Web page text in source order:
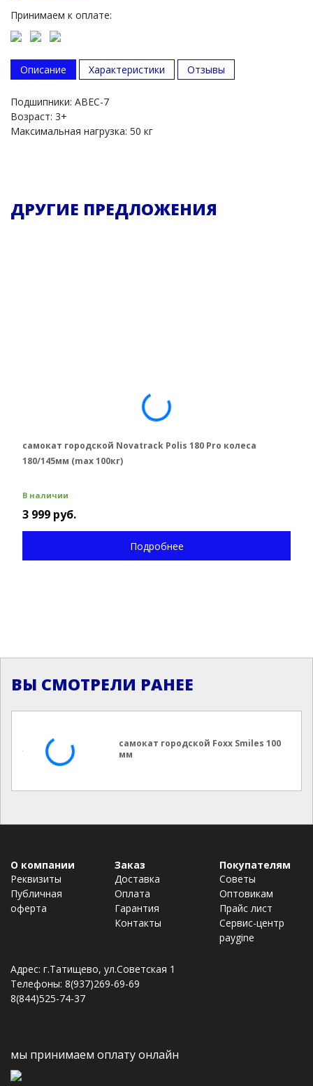
Принимаем к оплате:
Описание Характеристики Отзывы
Подшипники: ABEC-7
Возраст: 3+
Максимальная нагрузка: 50 кг
ДРУГИЕ ПРЕДЛОЖЕНИЯ
самокат городской Novatrack Polis 180 Pro колеса
180/145мм (max 100кг)
В наличии
3 999 руб.
Подробнее
ВЫ СМОТРЕЛИ РАНЕЕ
самокат городской Foxx Smiles 100
мм
О компании
Реквизиты
Публичная
оферта
Заказ
Доставка
Оплата
Гарантия
Контакты
Покупателям
Советы
Оптовикам
Прайс лист
Сервис-центр
paygine
Адрес: г.Татищево, ул.Советская 1
Телефоны: 8(937)269-69-69
8(844)525-74-37
мы принимаем оплату онлайн